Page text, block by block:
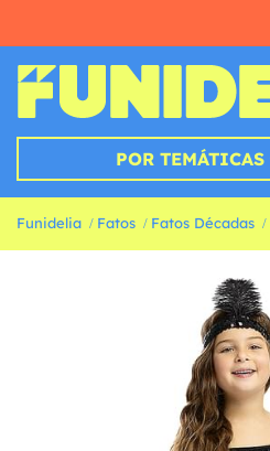
POR TEMÁTICAS
Funidelia Fatos Fatos Décadas